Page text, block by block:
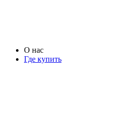
О нас
Где купить